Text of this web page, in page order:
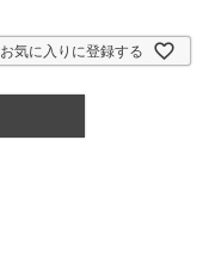
お気に入りに登録する